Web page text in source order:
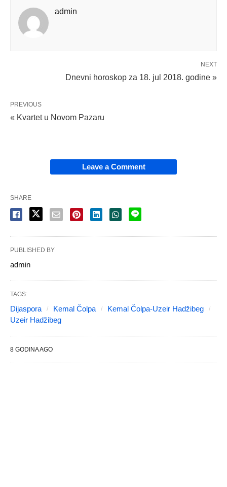
admin
NEXT
Dnevni horoskop za 18. jul 2018. godine »
PREVIOUS
« Kvartet u Novom Pazaru
Leave a Comment
SHARE
PUBLISHED BY
admin
TAGS:
Dijaspora Kemal Čolpa
Kemal Čolpa-Uzeir Hadžibeg
Uzeir Hadžibeg
8 GODINA AGO